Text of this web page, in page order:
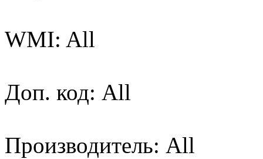
WMI: All
Доп. код: All
Производитель: All